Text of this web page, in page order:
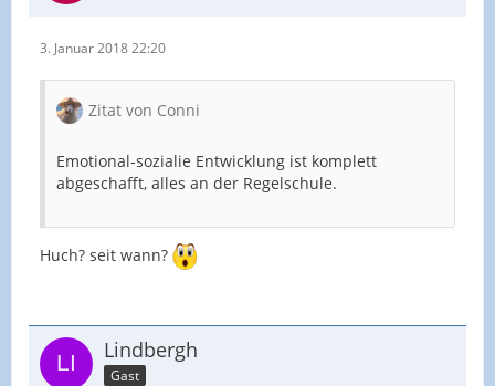
3. Januar 2018 22:20
Zitat von Conni
Emotional-sozialie Entwicklung ist komplett
abgeschafft, alles an der Regelschule.
Huch? seit wann?
Lindbergh
Gast